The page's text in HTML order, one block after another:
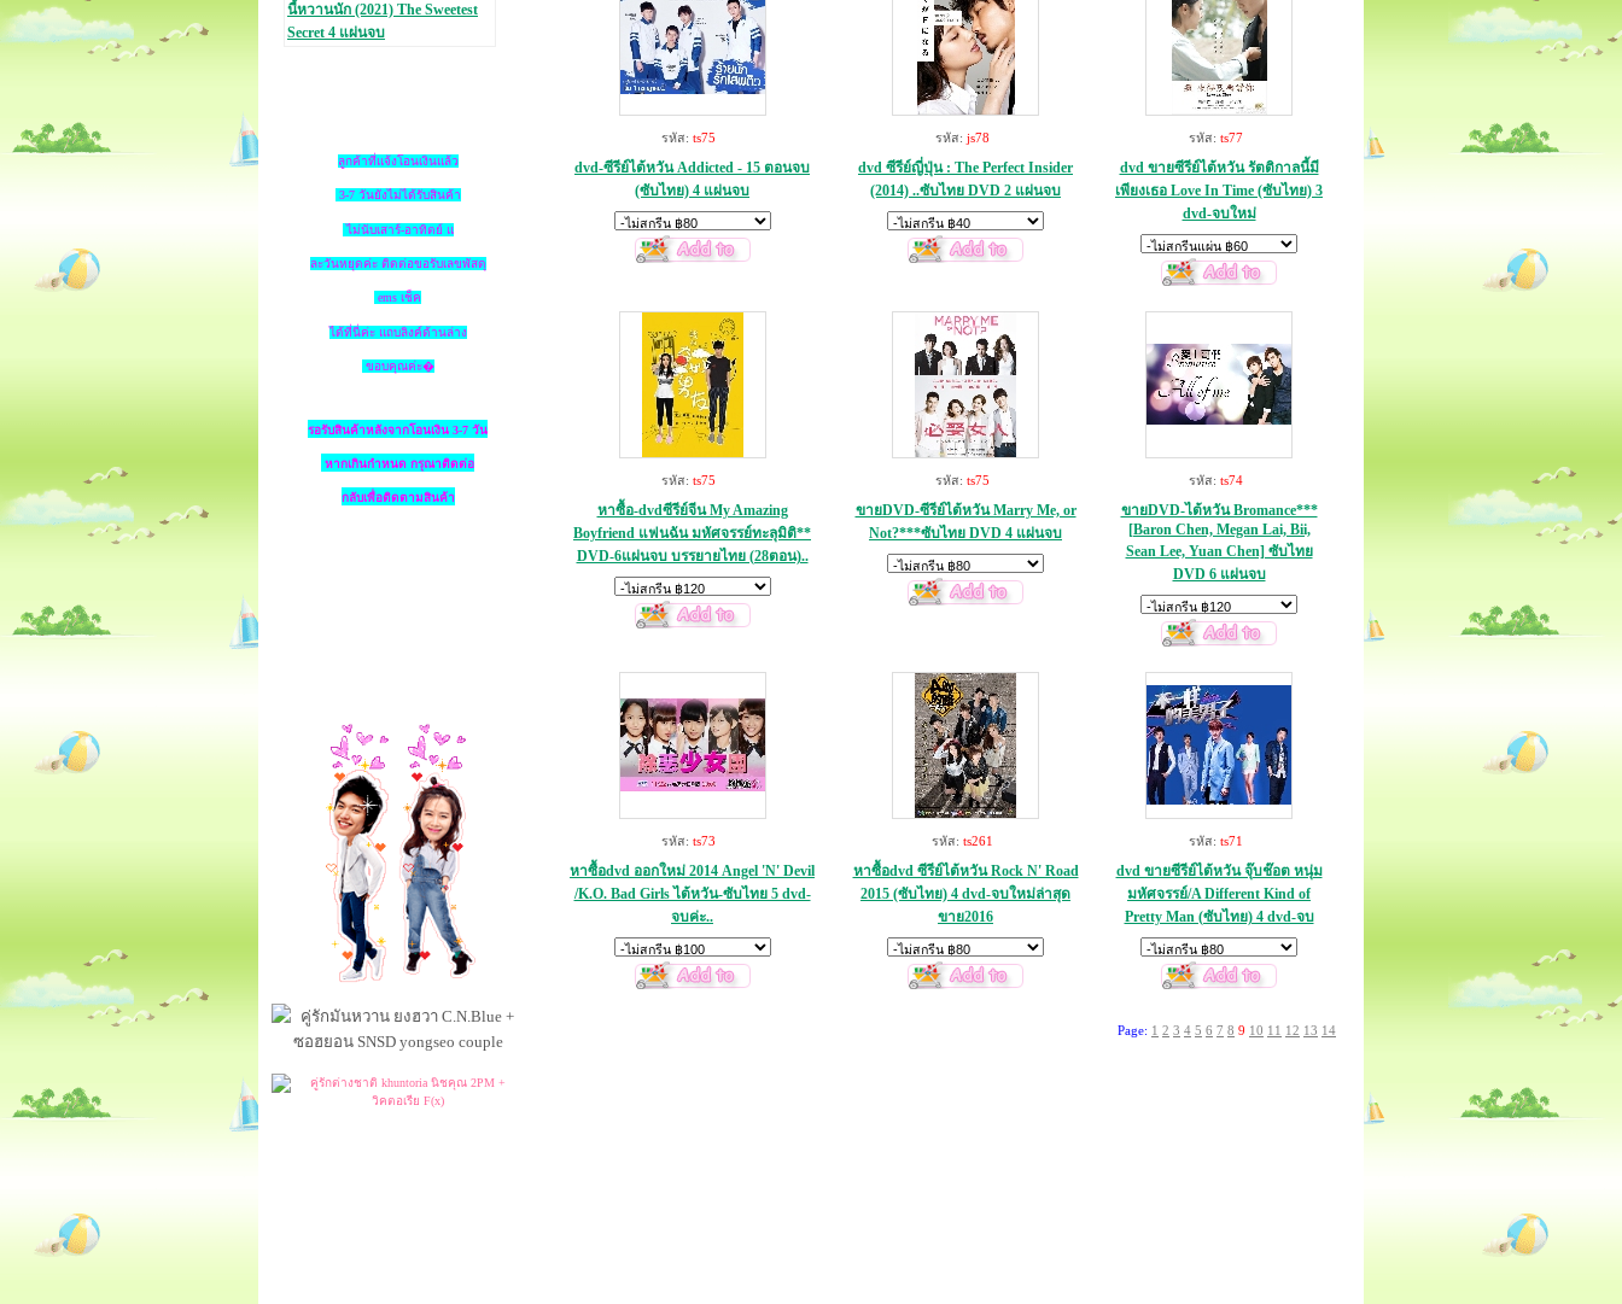
นี้หวานนัก (2021) The Sweetest
Secret 4 แผ่นจบ
ลูกค้าที่แจ้งโอนเงินแล้ว
3-7 วันยังไม่ได้รับสินค้า
ไม่นับเสาร์-อาทิตย์ แ
ละวันหยุดค่ะ ติดต่อขอรับเลขพัสดุ
ems เช็ค
ได้ที่นี่ค่ะ แถบลิงค์ด้านล่าง
ขอบคุณค่ะ�
รอรับสินค้าหลังจากโอนเงิน 3-7 วัน
หากเกินกำหนด กรุณาติดต่อ
กลับเพื่อติดตามสินค้า
รหัส: ts75
dvd-ซีรีย์ไต้หวัน Addicted - 15 ตอนจบ
(ซับไทย) 4 แผ่นจบ
รหัส: js78
dvd ซีรีย์ญี่ปุ่น : The Perfect Insider
(2014) ..ซับไทย DVD 2 แผ่นจบ
รหัส: ts77
dvd ขายซีรีย์ไต้หวัน รัตติกาลนี้มี
เพียงเธอ Love In Time (ซับไทย) 3
dvd-จบใหม่
รหัส: ts75
หาซื้อ-dvdซีรีย์จีน My Amazing
Boyfriend แฟนฉัน มหัศจรรย์ทะลุมิติ**
DVD-6แผ่นจบ บรรยายไทย (28ตอน)..
รหัส: ts75
ขายDVD-ซีรีย์ไต้หวัน Marry Me, or
Not?***ซับไทย DVD 4 แผ่นจบ
รหัส: ts74
ขายDVD-ไต้หวัน Bromance***
[Baron Chen, Megan Lai, Bii,
Sean Lee, Yuan Chen] ซับไทย
DVD 6 แผ่นจบ
รหัส: ts73
หาซื้อdvd ออกใหม่ 2014 Angel 'N' Devil
/K.O. Bad Girls ไต้หวัน-ซับไทย 5 dvd-
จบค่ะ..
รหัส: ts261
หาซื้อdvd ซีรีย์ไต้หวัน Rock N' Road
2015 (ซับไทย) 4 dvd-จบใหม่ล่าสุด
ขาย2016
รหัส: ts71
dvd ขายซีรีย์ไต้หวัน จุ๊บช๊อต หนุ่ม
มหัศจรรย์/A Different Kind of
Pretty Man (ซับไทย) 4 dvd-จบ
Page: 1 2 3 4 5 6 7 8 9 10 11 12 13 14